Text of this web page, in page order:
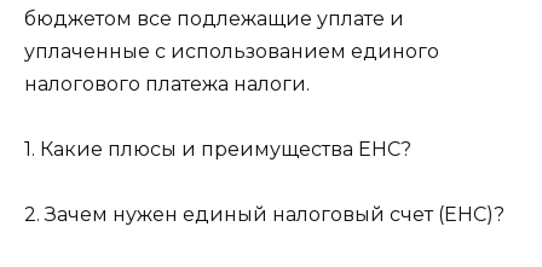
бюджетом все подлежащие уплате и
уплаченные с использованием единого
налогового платежа налоги.
1. Какие плюсы и преимущества ЕНС?
2. Зачем нужен единый налоговый счет (ЕНС)?